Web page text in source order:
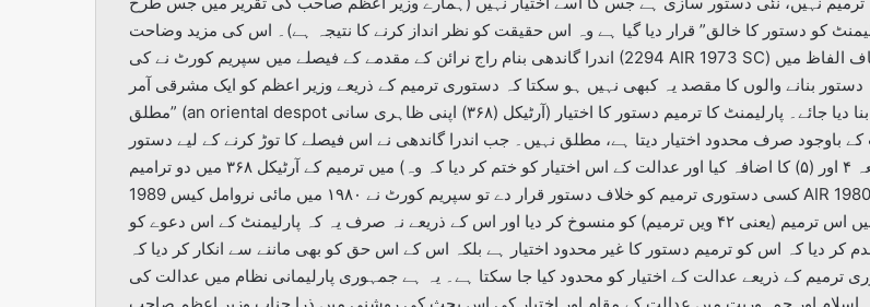
کو دستور کا خالق” قرار دیا گیا ہے وہ اس حقیقت کو نظر انداز کرنے کا نتیجہ ہے)۔ اس کی مزید وضاحت
اندرا گاندھی بنام راج نرائن کے مقدمے کے فیصلے میں سپریم کورٹ نے کی (2294 AIR 1973 SC) اور صاف الفاظ میں
دستور بنانے والوں کا مقصد یہ کبھی نہیں ہو سکتا کہ دستوری ترمیم کے ذریعے وزیر اعظم کو ایک مشرقی آمر
مطلق” (an oriental despot بنا دیا جائے۔ پارلیمنٹ کا ترمیم دستور کا اختیار (آرٹیکل (۳۶۸) اپنی ظاہری سانی
باوجود صرف محدود اختیار دیتا ہے، مطلق نہیں۔ جب اندرا گاندھی نے اس فیصلے کا توڑ کرنے کے لیے دستور
میں ترمیم کے آرٹیکل ۳۶۸ میں دو ترامیم (دفعہ ۴ اور (۵) کا اضافہ کیا اور عدالت کے اس اختیار کو ختم کر دیا کہ وہ
کسی دستوری ترمیم کو خلاف دستور قرار دے تو سپریم کورٹ نے ۱۹۸۰ میں مائی نروامل کیس 1989 AIR 1980 SC)
میں اس ترمیم (یعنی ۴۲ ویں ترمیم) کو منسوخ کر دیا اور اس کے ذریعے نہ صرف یہ کہ پارلیمنٹ کے اس دعوے کو
کر دیا کہ اس کو ترمیم دستور کا غیر محدود اختیار ہے بلکہ اس کے اس حق کو بھی ماننے سے انکار کر دیا کہ
ترمیم کے ذریعے عدالت کے اختیار کو محدود کیا جا سکتا ہے۔ یہ ہے جمہوری پارلیمانی نظام میں عدالت کی